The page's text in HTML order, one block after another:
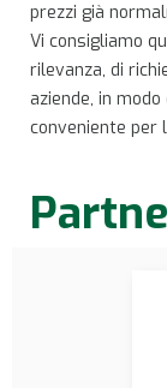
prezzi già
Vi consigliamo
rilevanza, di
aziende, in
conveniente per